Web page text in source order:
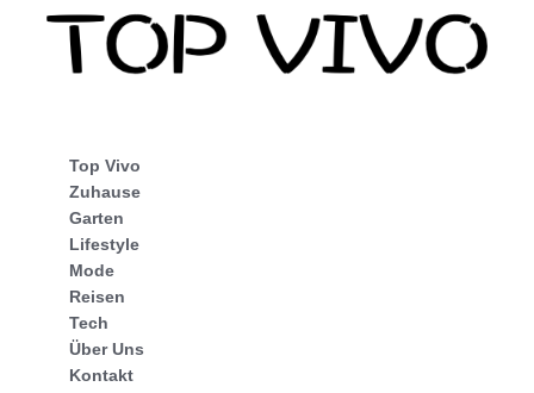
Top Vivo
Zuhause
Garten
Lifestyle
Mode
Reisen
Tech
Über Uns
Kontakt